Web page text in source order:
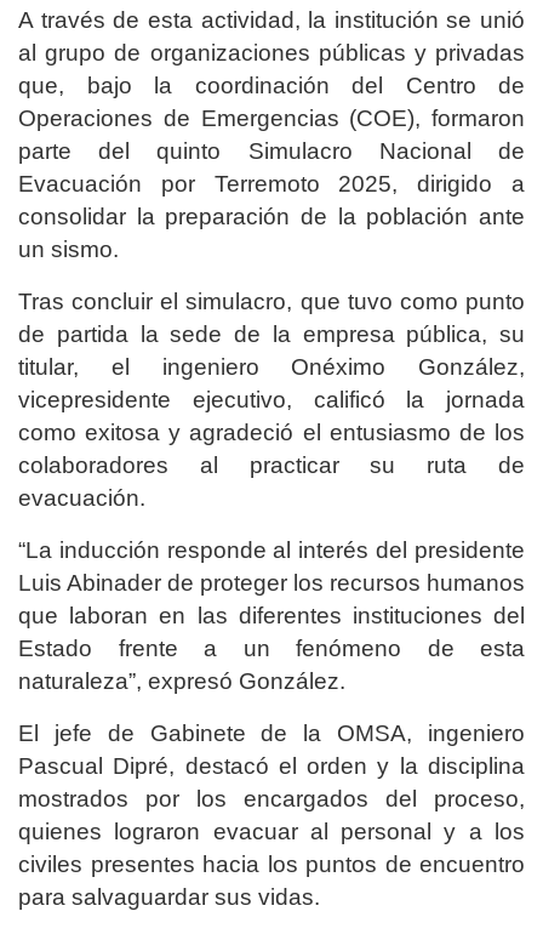
A través de esta actividad, la institución se unió
al grupo de organizaciones públicas y privadas
que, bajo la coordinación del Centro de
Operaciones de Emergencias (COE), formaron
parte del quinto Simulacro Nacional de
Evacuación por Terremoto 2025, dirigido a
consolidar la preparación de la población ante
un sismo.
Tras concluir el simulacro, que tuvo como punto
de partida la sede de la empresa pública, su
titular, el ingeniero Onéximo González,
vicepresidente ejecutivo, calificó la jornada
como exitosa y agradeció el entusiasmo de los
colaboradores al practicar su ruta de
evacuación.
“La inducción responde al interés del presidente
Luis Abinader de proteger los recursos humanos
que laboran en las diferentes instituciones del
Estado frente a un fenómeno de esta
naturaleza”, expresó González.
El jefe de Gabinete de la OMSA, ingeniero
Pascual Dipré, destacó el orden y la disciplina
mostrados por los encargados del proceso,
quienes lograron evacuar al personal y a los
civiles presentes hacia los puntos de encuentro
para salvaguardar sus vidas.